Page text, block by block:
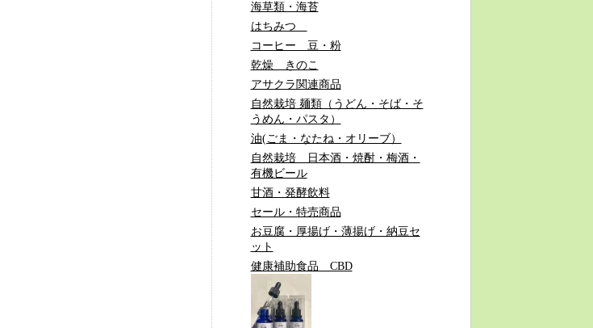
海草類・海苔
はちみつ
コーヒー 豆・粉
乾燥 きのこ
アサクラ関連商品
自然栽培 麺類（うどん・そば・そ
うめん・パスタ）
油(ごま・なたね・オリーブ）
自然栽培 日本酒・焼酎・梅酒・
有機ビール
甘酒・発酵飲料
セール・特売商品
お豆腐・厚揚げ・薄揚げ・納豆セ
ット
健康補助食品 CBD